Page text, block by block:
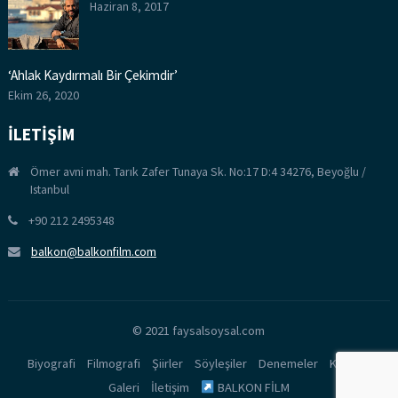
Haziran 8, 2017
‘Ahlak Kaydırmalı Bir Çekimdir’
Ekim 26, 2020
İLETİŞİM
Ömer avni mah. Tarık Zafer Tunaya Sk. No:17 D:4 34276, Beyoğlu /
Istanbul
+90 212 2495348
balkon@balkonfilm.com
© 2021 faysalsoysal.com
Biyografi Filmografi Şiirler Söyleşiler Denemeler
Kitaplar
Galeri
İletişim BALKON FİLM